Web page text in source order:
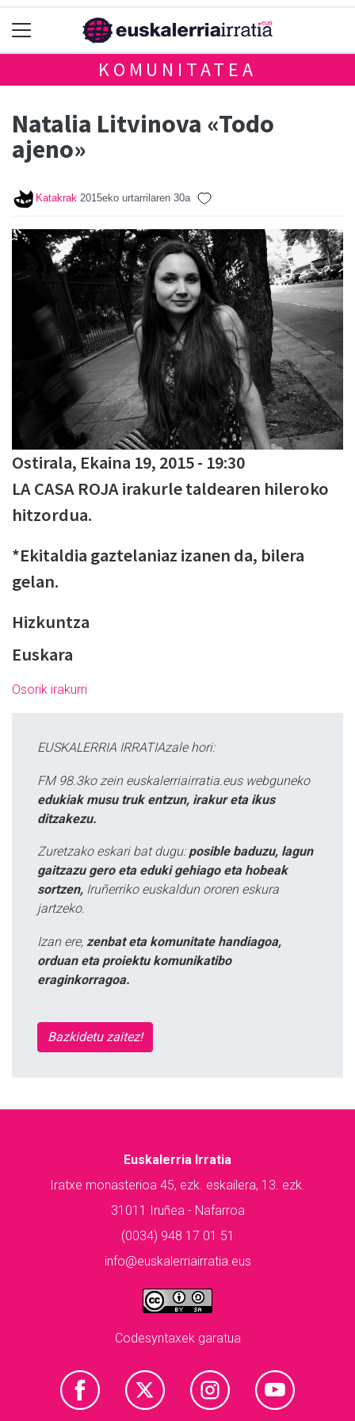
KOMUNITATEA
Natalia Litvinova «Todo
ajeno»
Katakrak 2015eko urtarrilaren 30a
Ostirala, Ekaina 19, 2015 - 19:30
LA CASA ROJA irakurle taldearen hileroko
hitzordua.
*Ekitaldia gaztelaniaz izanen da, bilera
gelan.
Hizkuntza
Euskara
Osorik irakurri
EUSKALERRIA IRRATIAzale hori:
FM 98.3ko zein euskalerriairratia.eus webguneko
edukiak musu truk entzun, irakur eta ikus
ditzakezu.
Zuretzako eskari bat dugu: posible baduzu, lagun
gaitzazu gero eta eduki gehiago eta hobeak
sortzen, Iruñerriko euskaldun ororen eskura
jartzeko.
Izan ere, zenbat eta komunitate handiagoa,
orduan eta proiektu komunikatibo
eraginkorragoa.
Bazkidetu zaitez!
Euskalerria Irratia
Iratxe monasterioa 45, ezk. eskailera, 13. ezk.
31011 Iruñea - Nafarroa
(0034) 948 17 01 51
info@euskalerriairratia.eus
Codesyntaxek garatua